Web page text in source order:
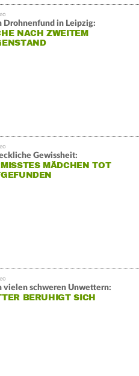
Drohnenfund in Leipzig:
NACH ZWEITEM
Gewissheit:
MÄDCHEN TOT
vielen schweren Unwettern:
BERUHIGT SICH